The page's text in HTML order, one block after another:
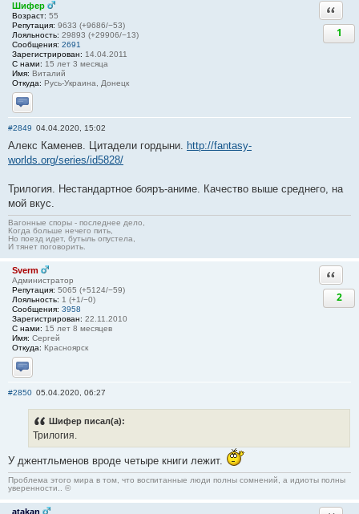
Шифер
Возраст: 55
Репутация: 9633 (+9686/−53)
Лояльность: 29893 (+29906/−13)
Сообщения: 2691
Зарегистрирован: 14.04.2011
С нами: 15 лет 3 месяца
Имя: Виталий
Откуда: Русь-Украина, Донецк
Отправить личное сообщение
1
#2849 04.04.2020, 15:02
Алекс Каменев. Цитадели гордыни. http://fantasy-
worlds.org/series/id5828/
Трилогия. Нестандартное бояръ-аниме. Качество выше среднего, на
мой вкус.
Вагонные споры - последнее дело,
Когда больше нечего пить,
Но поезд идет, бутыль опустела,
И тянет поговорить.
Sverm
Администратор
Репутация: 5065 (+5124/−59)
Лояльность: 1 (+1/−0)
Сообщения: 3958
Зарегистрирован: 22.11.2010
С нами: 15 лет 8 месяцев
Имя: Сергей
Откуда: Красноярск
Отправить личное сообщение
2
#2850 05.04.2020, 06:27
Шифер писал(а):
Трилогия.
У джентльменов вроде четыре книги лежит.
Проблема этого мира в том, что воспитанные люди полны сомнений, а идиоты полны
уверенности.. ©
atakan